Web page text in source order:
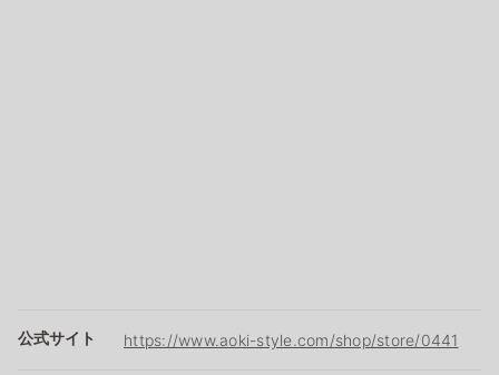
公式サイト https://www.aoki-style.com/shop/store/0441